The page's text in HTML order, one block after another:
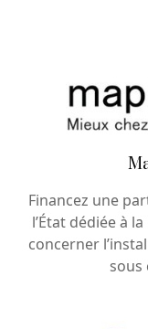
Financez une
l’État dédiée à
concerner
sous